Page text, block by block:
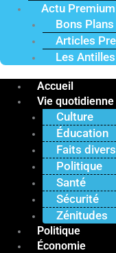
Actu Premium
Bons Plans
Articles
Les
Accueil
Vie quotidienne
Culture
Éducation
Faits divers
Politique
Santé
Sécurité
Zénitudes
Politique
Économie